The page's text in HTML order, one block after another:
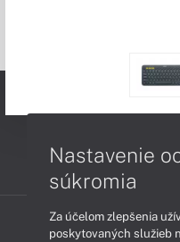
Nastavenie
súkromia
Za účelom zlepšenia
poskytovaných služieb